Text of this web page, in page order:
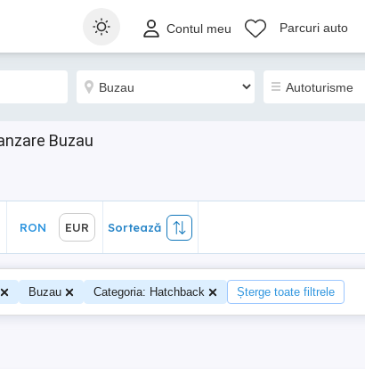
Contul meu Parcuri auto
Buzau
Sortează
RON EUR Sortează
Buzau Categoria: Hatchback Șterge toate filtrele